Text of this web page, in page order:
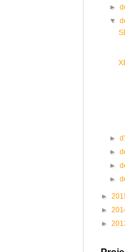
►
▼
►
►
►
►
►
►
►